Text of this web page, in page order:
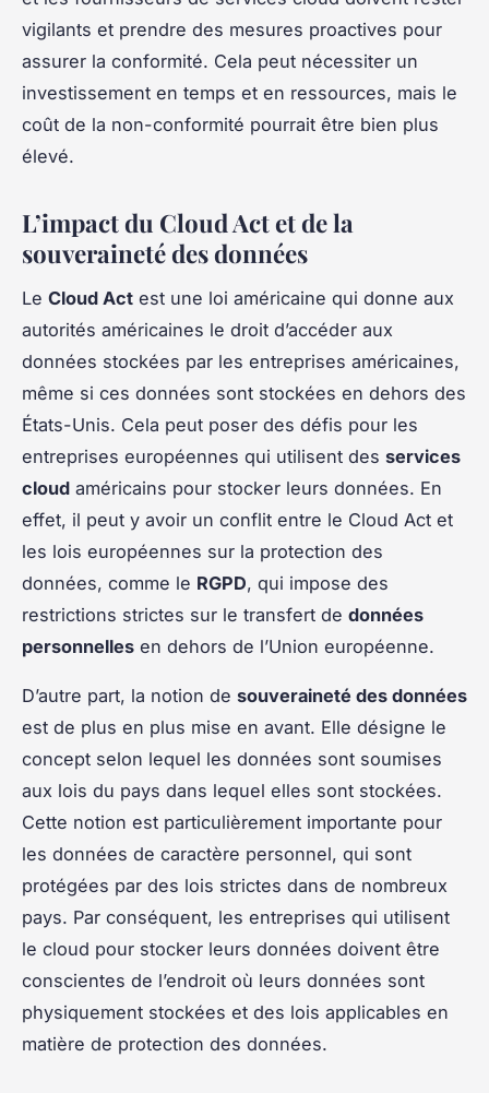
vigilants et prendre des mesures proactives pour
assurer la conformité. Cela peut nécessiter un
investissement en temps et en ressources, mais le
coût de la non-conformité pourrait être bien plus
élevé.
L’impact du Cloud Act et de la
souveraineté des données
Le Cloud Act est une loi américaine qui donne aux
autorités américaines le droit d’accéder aux
données stockées par les entreprises américaines,
même si ces données sont stockées en dehors des
États-Unis. Cela peut poser des défis pour les
entreprises européennes qui utilisent des services
cloud américains pour stocker leurs données. En
effet, il peut y avoir un conflit entre le Cloud Act et
les lois européennes sur la protection des
données, comme le RGPD, qui impose des
restrictions strictes sur le transfert de données
personnelles en dehors de l’Union européenne.
D’autre part, la notion de souveraineté des données
est de plus en plus mise en avant. Elle désigne le
concept selon lequel les données sont soumises
aux lois du pays dans lequel elles sont stockées.
Cette notion est particulièrement importante pour
les données de caractère personnel, qui sont
protégées par des lois strictes dans de nombreux
pays. Par conséquent, les entreprises qui utilisent
le cloud pour stocker leurs données doivent être
conscientes de l’endroit où leurs données sont
physiquement stockées et des lois applicables en
matière de protection des données.